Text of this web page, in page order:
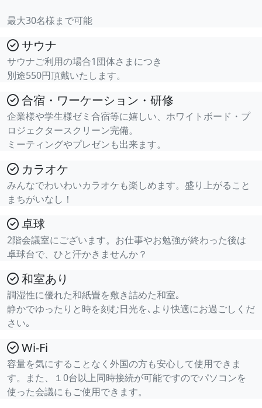
最大30名様まで可能
サウナ
サウナご利用の場合1団体さまにつき
別途550円頂戴いたします。
合宿・ワーケーション・研修
企業様や学生様ゼミ合宿等に嬉しい、ホワイトボード・プ
ロジェクタースクリーン完備。
ミーティングやプレゼンも出来ます。
カラオケ
みんなでわいわいカラオケも楽しめます。盛り上がること
まちがいなし！
卓球
2階会議室にございます。お仕事やお勉強が終わった後は
卓球台で、ひと汗かきませんか？
和室あり
調湿性に優れた和紙畳を敷き詰めた和室｡
静かでゆったりと時を刻む日光を､より快適にお過ごしくだ
さい｡
Wi-Fi
容量を気にすることなく外国の方も安心して使用できま
す。また、１0台以上同時接続が可能ですのでパソコンを
使った会議にもご使用できます。